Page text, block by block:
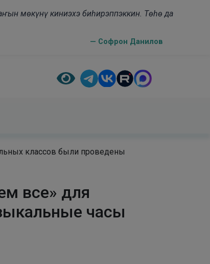
мөкүнү киниэхэ биһирэппэккин. Төһө да
— Софрон Данилов
классов были проведены
все» для
часы